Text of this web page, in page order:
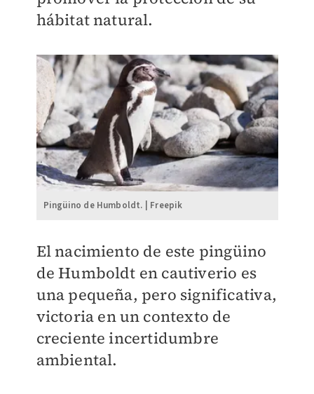
hábitat natural.
Pingüino de Humboldt. | Freepik
El nacimiento de este pingüino
de Humboldt en cautiverio es
una pequeña, pero significativa,
victoria en un contexto de
creciente incertidumbre
ambiental.